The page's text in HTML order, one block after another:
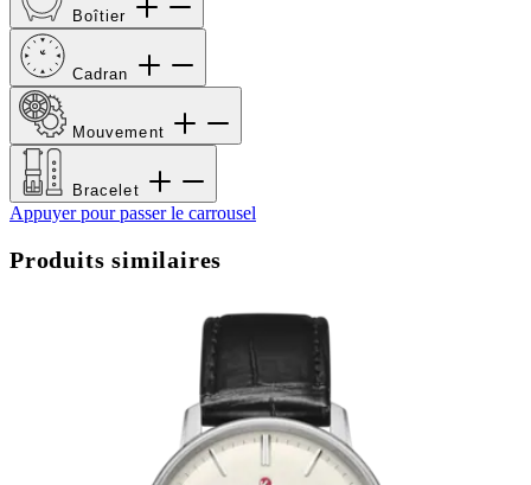
Boîtier
Cadran
Mouvement
Bracelet
Appuyer pour passer le carrousel
Produits similaires